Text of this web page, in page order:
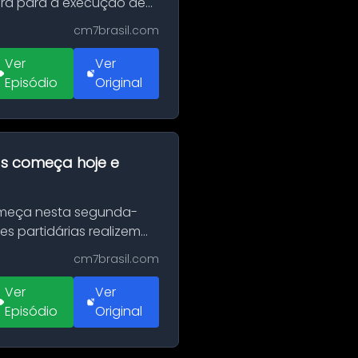
cm7brasil.com
Ver
Episódio
Ver
Original
começa hoje e
nesta segunda-
partidárias realizem
cm7brasil.com
Ver
Episódio
Ver
Original